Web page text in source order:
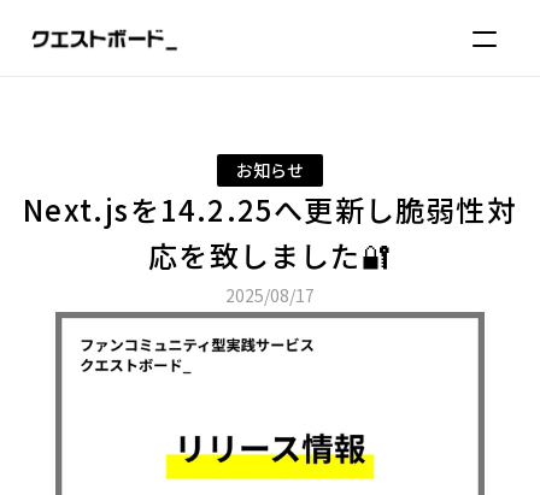
お知らせ
Next.jsを14.2.25へ更新し脆弱性対
応を致しました🔐
2025/08/17